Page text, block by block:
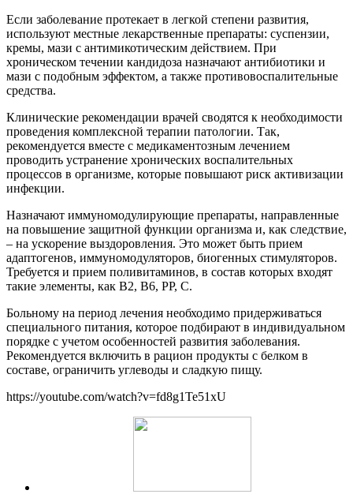
Если заболевание протекает в легкой степени развития,
используют местные лекарственные препараты: суспензии,
кремы, мази с антимикотическим действием. При
хроническом течении кандидоза назначают антибиотики и
мази с подобным эффектом, а также противовоспалительные
средства.
Клинические рекомендации врачей сводятся к необходимости
проведения комплексной терапии патологии. Так,
рекомендуется вместе с медикаментозным лечением
проводить устранение хронических воспалительных
процессов в организме, которые повышают риск активизации
инфекции.
Назначают иммуномодулирующие препараты, направленные
на повышение защитной функции организма и, как следствие,
– на ускорение выздоровления. Это может быть прием
адаптогенов, иммуномодуляторов, биогенных стимуляторов.
Требуется и прием поливитаминов, в состав которых входят
такие элементы, как В2, В6, РР, С.
Больному на период лечения необходимо придерживаться
специального питания, которое подбирают в индивидуальном
порядке с учетом особенностей развития заболевания.
Рекомендуется включить в рацион продукты с белком в
составе, ограничить углеводы и сладкую пищу.
https://youtube.com/watch?v=fd8g1Te51xU